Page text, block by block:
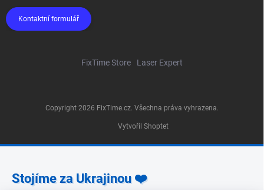
Kontaktní formulář
FixTime Store Laser Expert
Vytvořil Shoptet
Copyright 2026 FixTime.cz . Všechna práva vyhrazena.
Stojíme za Ukrajinou ❤️